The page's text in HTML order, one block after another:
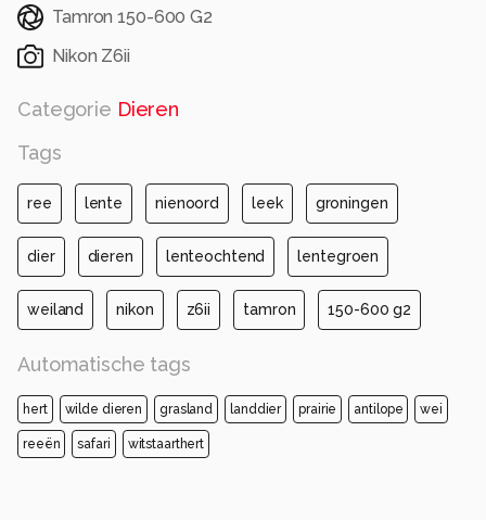
Tamron 150-600 G2
Nikon Z6ii
Categorie Dieren
Tags
ree lente nienoord leek groningen
dier dieren lenteochtend lentegroen
weiland nikon z6ii tamron 150-600 g2
Automatische tags
hert wilde dieren grasland landdier prairie antilope wei
reeën safari witstaarthert